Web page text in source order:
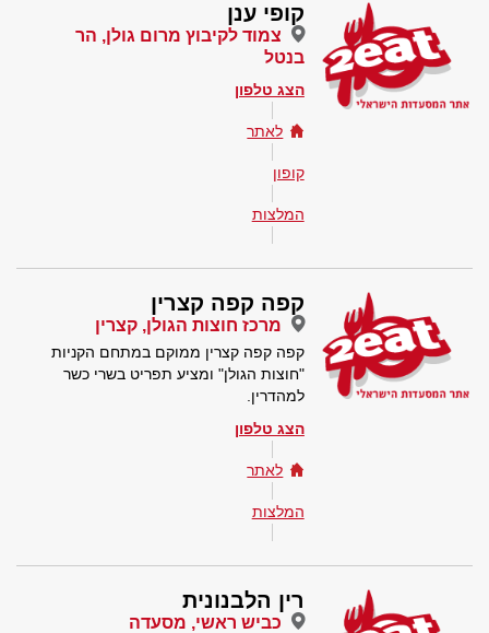
קופי ענן
צמוד לקיבוץ מרום גולן, הר
בנטל
הצג טלפון
לאתר
קופון
המלצות
קפה קפה קצרין
מרכז חוצות הגולן, קצרין
קפה קפה קצרין ממוקם במתחם הקניות
"חוצות הגולן" ומציע תפריט בשרי כשר
למהדרין.
הצג טלפון
לאתר
המלצות
רין הלבנונית
כביש ראשי, מסעדה